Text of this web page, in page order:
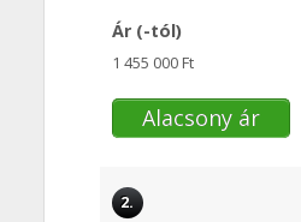
Ár (-tól)
1 455 000 Ft
Alacsony ár
2.